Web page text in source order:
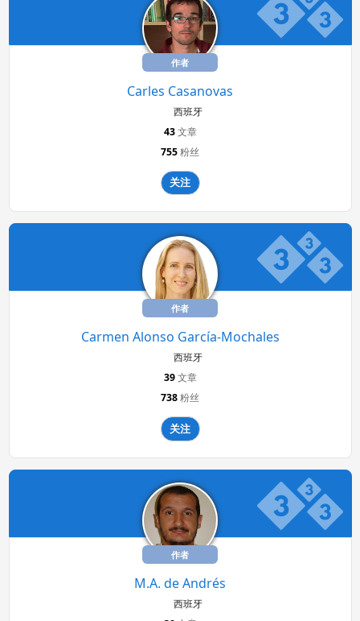
作者
Carles Casanovas
西班牙
43 文章
755粉丝
关注
作者
Carmen Alonso García-Mochales
西班牙
39 文章
738粉丝
关注
作者
M.A. de Andrés
西班牙